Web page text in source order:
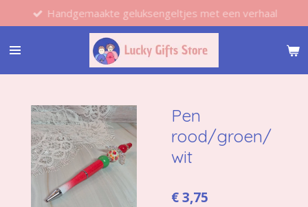
direct
naar
hoofdinhoud
Handgemaakte geluksengeltjes met een verhaal
Pen
rood/groen/
wit
€ 3,75